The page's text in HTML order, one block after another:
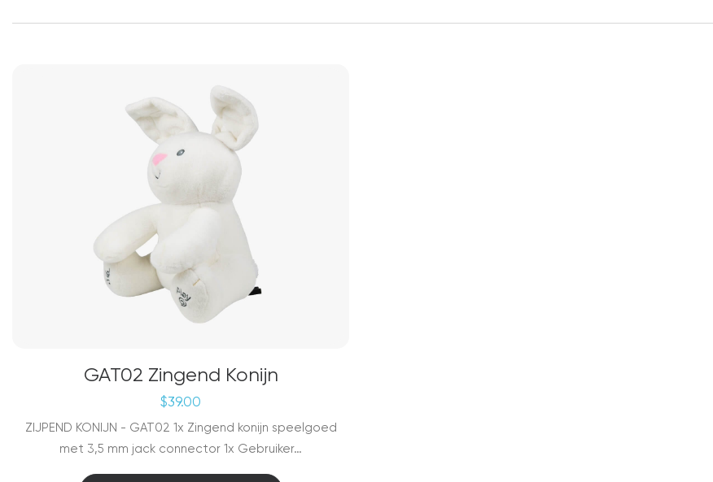
GAT02 Zingend Konijn
$39.00
ZIJPEND KONIJN - GAT02 1x Zingend konijn speelgoed
met 3,5 mm jack connector 1x Gebruiker…